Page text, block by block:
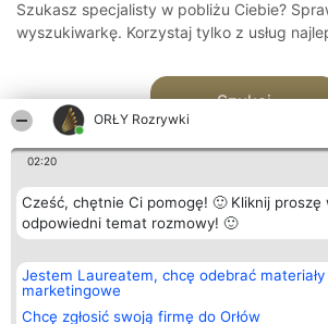
ORŁY Rozrywki
02:20
Cześć, chętnie Ci pomogę! 🙂 Kliknij proszę
odpowiedni temat rozmowy! 🙂
Jestem Laureatem, chcę odebrać materiały
marketingowe
Chcę zgłosić swoją firmę do Orłów
Szukasz specjalisty w pobliżu Ciebie?
wyszukiwarkę. Korzystaj tylko z usług
Szukaj
Organizator plebiscytu
Bright Side Solutions sp. z o.
o. sp. k.
ul. Ruska 22
Plebiscyt
Laureaci
wszystkich